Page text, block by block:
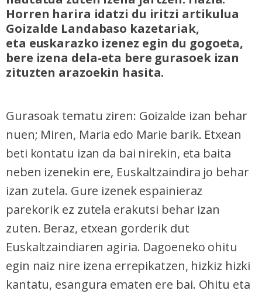
Horren harira idatzi du iritzi artikulua
Goizalde Landabaso kazetariak,
eta euskarazko izenez egin du gogoeta,
bere izena dela-eta bere gurasoek izan
zituzten arazoekin hasita.
Gurasoak tematu ziren: Goizalde izan behar
nuen; Miren, Maria edo Marie barik. Etxean
beti kontatu izan da bai nirekin, eta baita
neben izenekin ere, Euskaltzaindira jo behar
izan zutela. Gure izenek espainieraz
parekorik ez zutela erakutsi behar izan
zuten. Beraz, etxean gorderik dut
Euskaltzaindiaren agiria. Dagoeneko ohitu
egin naiz nire izena errepikatzen, hizkiz hizki
kantatu, esangura ematen ere bai. Ohitu eta